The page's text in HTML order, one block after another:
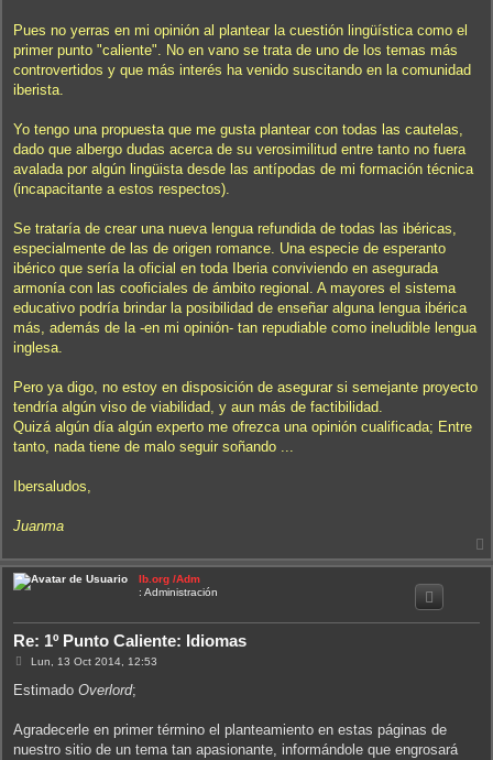
Pues no yerras en mi opinión al plantear la cuestión lingüística como el
primer punto "caliente". No en vano se trata de uno de los temas más
controvertidos y que más interés ha venido suscitando en la comunidad
iberista.
Yo tengo una propuesta que me gusta plantear con todas las cautelas,
dado que albergo dudas acerca de su verosimilitud entre tanto no fuera
avalada por algún lingüista desde las antípodas de mi formación técnica
(incapacitante a estos respectos).
Se trataría de crear una nueva lengua refundida de todas las ibéricas,
especialmente de las de origen romance. Una especie de esperanto
ibérico que sería la oficial en toda Iberia conviviendo en asegurada
armonía con las cooficiales de ámbito regional. A mayores el sistema
educativo podría brindar la posibilidad de enseñar alguna lengua ibérica
más, además de la -en mi opinión- tan repudiable como ineludible lengua
inglesa.
Pero ya digo, no estoy en disposición de asegurar si semejante proyecto
tendría algún viso de viabilidad, y aun más de factibilidad.
Quizá algún día algún experto me ofrezca una opinión cualificada; Entre
tanto, nada tiene de malo seguir soñando ...
Ibersaludos,
Juanma
r
Ib.org /Adm
: Administración
Re: 1º Punto Caliente: Idiomas
M
n
j
e
Lun, 13 Oct 2014, 12:53
Estimado Overlord;
Agradecerle en primer término el planteamiento en estas páginas de
nuestro sitio de un tema tan apasionante, informándole que engrosará